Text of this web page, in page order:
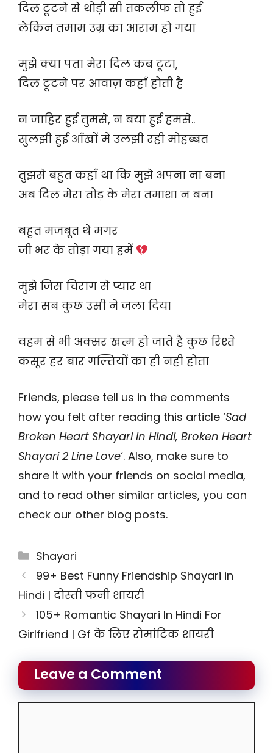
दिल टूटने से थोड़ी सी तकलीफ तो हुई
लेकिन तमाम उम्र का आराम हो गया
मुझे क्या पता मेरा दिल कब टूटा,
दिल टूटने पर आवाज़ कहाँ होती है
न जाहिर हुई तुमसे, न बयां हुई हमसे..
सुलझी हुई आँखों में उलझी रही मोहब्बत
तुझसे बहुत कहाँ था कि मुझे अपना ना बना
अब दिल मेरा तोड़ के मेरा तमाशा न बना
बहुत मजबूत थे मगर
जी भर के तोड़ा गया हमें
मुझे जिस चिराग से प्यार था
मेरा सब कुछ उसी ने जला दिया
वहम से भी अक्सर खत्म हो जाते हैं कुछ रिश्ते
कसूर हर बार गल्तियों का ही नही होता
Friends, please tell us in the comments
how you felt after reading this article ‘Sad
Broken Heart Shayari In Hindi, Broken Heart
Shayari 2 Line Love‘. Also, make sure to
share it with your friends on social media,
and to read other similar articles, you can
check our other blog posts.
Categories
Shayari
99+ Best Funny Friendship Shayari in
Hindi | दोस्ती फनी शायरी
105+ Romantic Shayari In Hindi For
Girlfriend | Gf के लिए रोमांटिक शायरी
Leave a Comment